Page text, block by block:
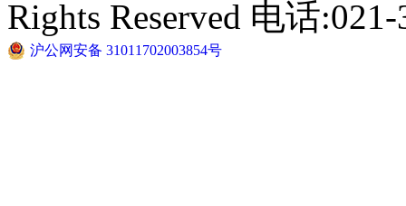
Rights Reserved 电话
沪公网安备 31011702003854号